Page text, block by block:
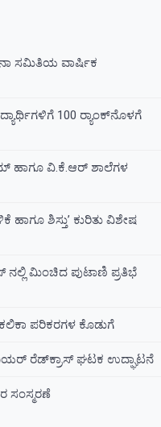
ಸಮಿತಿಯ ವಾರ್ಷಿಕ
100 ರ‍್ಯಾಂಕ್‌ನೊಳಗೆ
ವಿ.ಕೆ.ಆರ್ ಶಾಲೆಗಳ
ಹಾಗೂ ಶಿಸ್ತು’ ಕುರಿತು ವಿಶೇಷ
ಮಿಂಚಿದ ಪುಟಾಣಿ ಪ್ರತಿಭೆ
ಪರಿಕರಗಳ ಕೊಡುಗೆ
ರೆಡ್‌ಕ್ರಾಸ್‌ ಘಟಕ ಉದ್ಘಾಟನೆ
ಸಂಸ್ಮರಣೆ